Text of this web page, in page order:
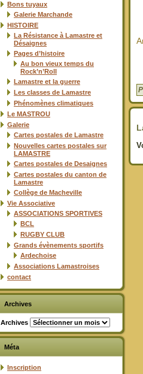
Bons tuyaux
Galerie Marchande
HISTOIRE
La Résistance à Lamastre et
Désaignes
Pages d’histoire
Au bon vieux temps du
Rock’n’Roll
Lamastre et la guerre
Les classes de Lamastre
Phénomènes climatiques
Le MASTROU
Galerie
Cartes postales de Lamastre
Nouvelles cartes postales sur
LAMASTRE
Cartes postales de Desaignes
Cartes postales du canton de
Lamastre
Collège de Macheville
Vie Associative
ASSOCIATIONS SPORTIVES
BCL
RUGBY CLUB
Grands évènements sportifs
Ardechoise
Associations Lamastroises
contact
Archives
Archives
Méta
Inscription